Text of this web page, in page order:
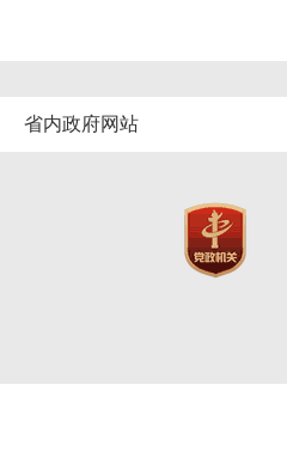
省内政府网站